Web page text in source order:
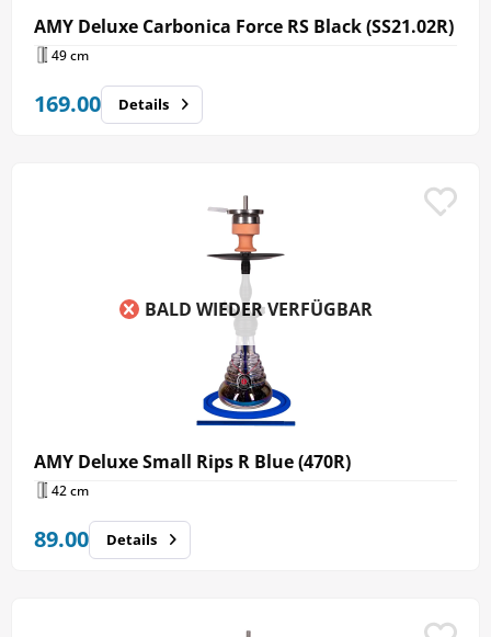
AMY Deluxe Carbonica Force RS Black (SS21.02R)
49 cm
169.00 Details
BALD WIEDER VERFÜGBAR
AMY Deluxe Small Rips R Blue (470R)
42 cm
89.00 Details